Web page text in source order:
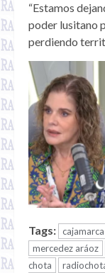
“Estamos
poder lusitano
perdiendo
Tags: cajamarca
mercedez aráoz
chota